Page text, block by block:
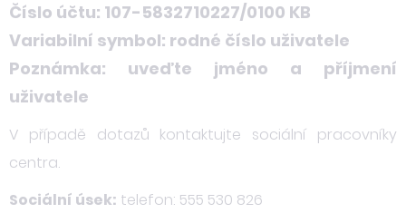
Číslo účtu: 107-5832710227/0100 KB
Variabilní symbol: rodné číslo uživatele
Poznámka: uveďte jméno a příjmení
uživatele
V případě dotazů kontaktujte sociální pracovníky
centra.
Sociální úsek: telefon: 555 530 826